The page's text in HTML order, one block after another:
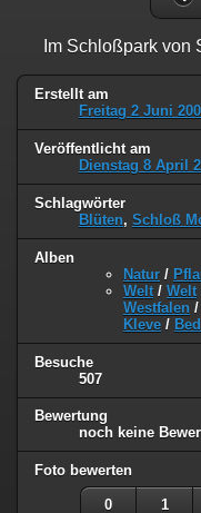
Im Schloßpark
Erstellt am
Freitag 2 Juni
Veröffentlicht am
Dienstag 8 April
Schlagwörter
Blüten, Schloß
Alben
Natur /
Welt / Welt
Westfalen /
Kleve /
Besuche
507
Bewertung
noch keine
Foto bewerten
0 1